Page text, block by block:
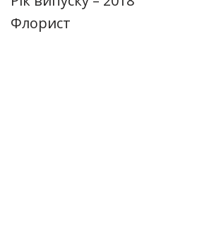
Флорист